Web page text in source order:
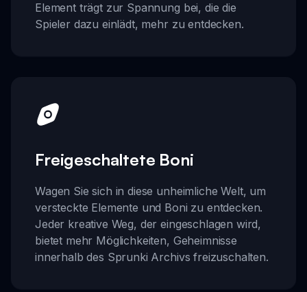
Element trägt zur Spannung bei, die die
Spieler dazu einlädt, mehr zu entdecken.
Freigeschaltete Boni
Wagen Sie sich in diese unheimliche Welt, um
versteckte Elemente und Boni zu entdecken.
Jeder kreative Weg, der eingeschlagen wird,
bietet mehr Möglichkeiten, Geheimnisse
innerhalb des Sprunki Archivs freizuschalten.